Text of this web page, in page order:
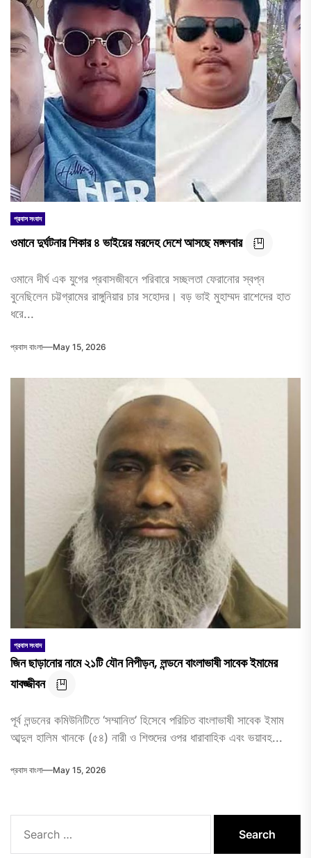
প্রবাস সংবাদ
ওমানে দুর্ঘটনার শিকার ৪ ভাইয়ের মরদেহ দেশে আসছে মঙ্গলবার
ওমানে দীর্ঘ এক যুগের প্রবাসজীবনে পরিবারে সচ্ছলতা ফেরানোর স্বপ্ন
বুনেছিলেন চট্টগ্রামের রাঙ্গুনিয়ার চার সহোদর। বড় ভাই মুহাম্মদ রাশেদের হাত
ধরে...
প্রবাস বাংলা May 15, 2026
প্রবাস সংবাদ
জিন ছাড়ানোর নামে ২১টি যৌন নিপীড়ন, লন্ডনে বাংলাভাষী সাবেক ইমামের
যাবজ্জীবন
পূর্ব লন্ডনের কমিউনিটিতে ‘সম্মানিত’ হিসেবে পরিচিত বাংলাভাষী সাবেক ইমাম
আব্দুল হালিম খানকে (৫৪) নারী ও শিশুদের ওপর ধারাবাহিক এবং ভয়াবহ...
প্রবাস বাংলা May 15, 2026
for: